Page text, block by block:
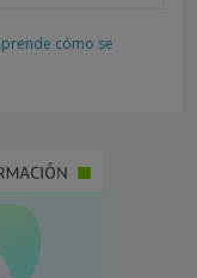
cómo se